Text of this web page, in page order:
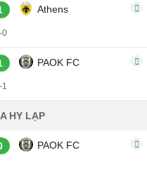
Athens
0
PAOK FC
1
HY LẠP
PAOK FC